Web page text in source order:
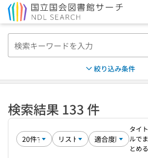
絞り込み条件
検索結果 133 件
タイト
ルでま
とめる